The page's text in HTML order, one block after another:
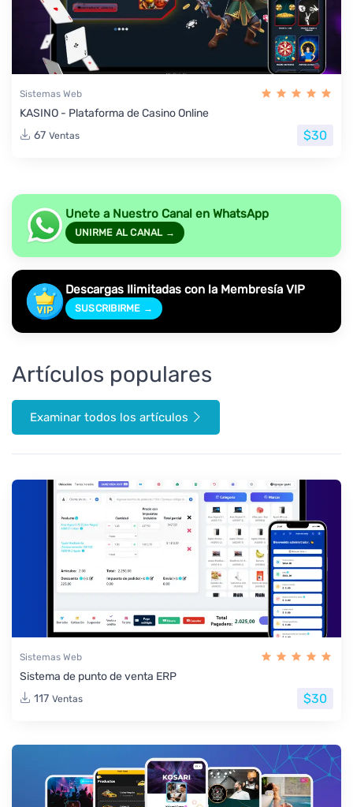
Sistemas Web
KASINO - Plataforma de Casino Online
67 Ventas $30
Unete a Nuestro Canal en WhatsApp
UNIRME AL CANAL →
Descargas Ilimitadas con la Membresía VIP
SUSCRIBIRME →
Artículos populares
Examinar todos los artículos
Sistemas Web
Sistema de punto de venta ERP
117 Ventas $30